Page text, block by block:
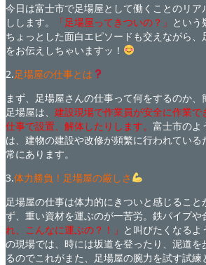
今日は富士市で足場屋として働くことのリ
しします。
「足場屋ってきついの？」 という
ちょっとした面白エピソードも交えながら、
をお伝えしちゃいますッ！
2.足場屋の仕事とは
まず、足場屋さんの仕事って何をするのか、
足場屋は、 建設現場で作業員が安全に作業で
仕事で設置、解体したりします。 富士市のよ
は、建物の建設や改修が頻繁に行われている
常にあります。
3.体力勝負！足場屋の厳しさ
足場屋の仕事は体力的にきついと感じること
ず、重い資材を運ぶのが一苦労。鉄パイプや
れ、こんなに運ぶの？！」 と叫びたくなる
の現場では、時には坂道を登ったり、泥道を
るのでこれがまた、足場屋の腕力を試す試練